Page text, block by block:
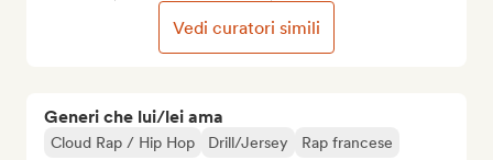
Generi che lui/lei ama
Cloud Rap / Hip Hop Drill/Jersey Rap francese
Vedi curatori simili